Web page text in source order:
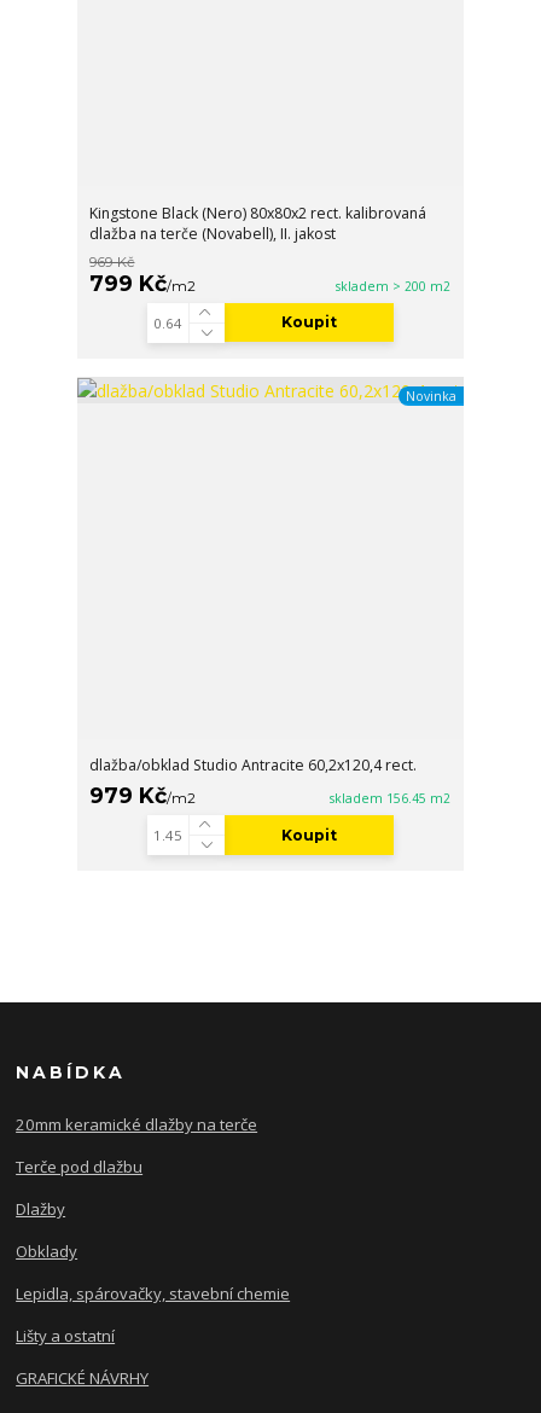
Kingstone Black (Nero) 80x80x2 rect. kalibrovaná
dlažba na terče (Novabell), II. jakost
969 Kč
799 Kč/m2 skladem > 200 m2
Koupit
Novinka
dlažba/obklad Studio Antracite 60,2x120,4 rect.
979 Kč/m2 skladem 156.45 m2
Koupit
NABÍDKA
20mm keramické dlažby na terče
Terče pod dlažbu
Dlažby
Obklady
Lepidla, spárovačky, stavební chemie
Lišty a ostatní
GRAFICKÉ NÁVRHY